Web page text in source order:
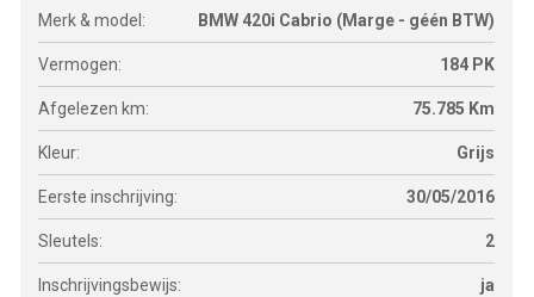
Merk & model: BMW 420i Cabrio (Marge - géén BTW)
Vermogen: 184 PK
Afgelezen km: 75.785 Km
Kleur: Grijs
Eerste inschrijving: 30/05/2016
Sleutels: 2
Inschrijvingsbewijs: ja